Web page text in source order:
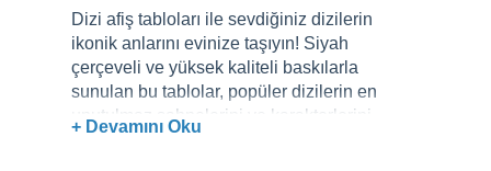
Dizi afiş tabloları ile sevdiğiniz dizilerin
ikonik anlarını evinize taşıyın! Siyah
çerçeveli ve yüksek kaliteli baskılarla
sunulan bu tablolar, popüler dizilerin en
unutulmaz sahnelerini ve karakterlerini
+ Devamını Oku